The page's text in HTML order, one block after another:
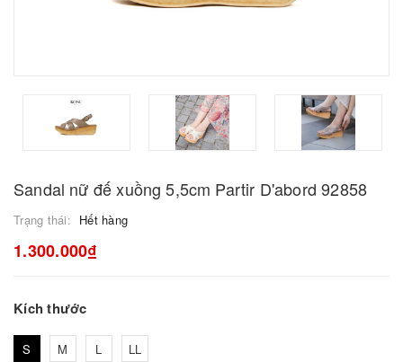
Sandal nữ đế xuồng 5,5cm Partir D'abord 92858
Trạng thái: Hết hàng
1.300.000₫
Kích thước
S M L LL